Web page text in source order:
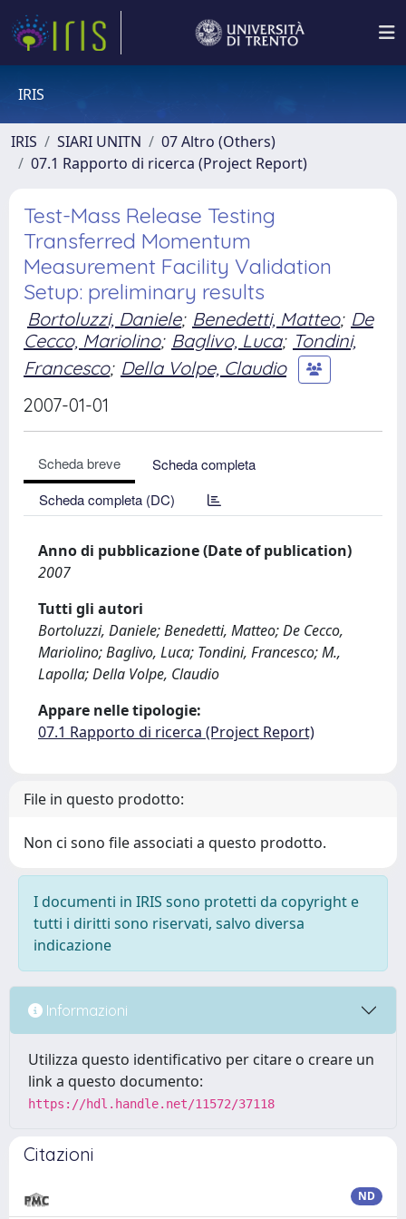
IRIS
IRIS SIARI UNITN
07 Altro (Others)
07.1 Rapporto di ricerca (Project Report)
Test-Mass Release Testing
Transferred Momentum
Measurement Facility Validation
Setup: preliminary results
Bortoluzzi, Daniele; Benedetti, Matteo; De
Cecco, Mariolino; Baglivo, Luca; Tondini,
Francesco; Della Volpe, Claudio
2007-01-01
Scheda breve
Scheda completa
Scheda completa (DC)
Anno di pubblicazione (Date of publication)
2007
Tutti gli autori
Bortoluzzi, Daniele; Benedetti, Matteo; De Cecco,
Mariolino; Baglivo, Luca; Tondini, Francesco; M.,
Lapolla; Della Volpe, Claudio
Appare nelle tipologie:
07.1 Rapporto di ricerca (Project Report)
File in questo prodotto:
Non ci sono file associati a questo prodotto.
I documenti in IRIS sono protetti da copyright e
tutti i diritti sono riservati, salvo diversa
indicazione
Informazioni
Utilizza questo identificativo per citare o creare un
link a questo documento:
https://hdl.handle.net/11572/37118
Citazioni
ND